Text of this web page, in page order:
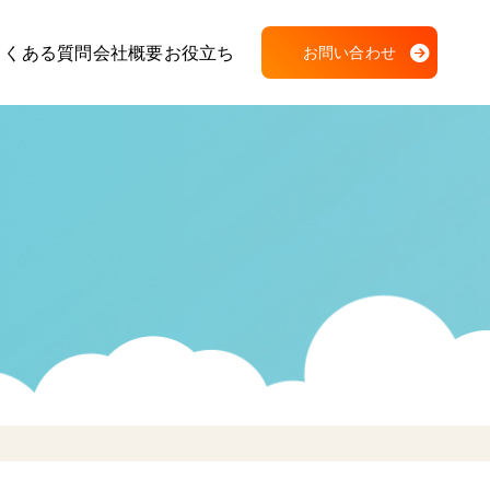
くある質問会社概要お役立ち お問い合わせ